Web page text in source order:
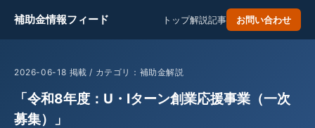
補助金情報フィード トップ解説記事 お問い合わせ
2026-06-18 掲載 / カテゴリ：補助金解説
「令和8年度：U・Iターン創業応援事業（一次
募集）」